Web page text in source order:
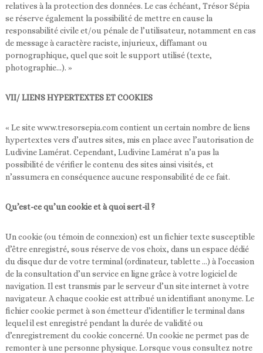
relatives à la protection des données. Le cas échéant, Trésor Sépia
se réserve également la possibilité de mettre en cause la
responsabilité civile et/ou pénale de l’utilisateur, notamment en cas
de message à caractère raciste, injurieux, diffamant ou
pornographique, quel que soit le support utilisé (texte,
photographie…). »
VII/ LIENS HYPERTEXTES ET COOKIES
« Le site www.tresorsepia.com contient un certain nombre de liens
hypertextes vers d’autres sites, mis en place avec l’autorisation de
Ludivine Lamérat. Cependant, Ludivine Lamérat n’a pas la
possibilité de vérifier le contenu des sites ainsi visités, et
n’assumera en conséquence aucune responsabilité de ce fait.
Qu’est-ce qu’un cookie et à quoi sert-il ?
Un cookie (ou témoin de connexion) est un fichier texte susceptible
d’être enregistré, sous réserve de vos choix, dans un espace dédié
du disque dur de votre terminal (ordinateur, tablette …) à l’occasion
de la consultation d’un service en ligne grâce à votre logiciel de
navigation. Il est transmis par le serveur d’un site internet à votre
navigateur. A chaque cookie est attribué un identifiant anonyme. Le
fichier cookie permet à son émetteur d’identifier le terminal dans
lequel il est enregistré pendant la durée de validité ou
d’enregistrement du cookie concerné. Un cookie ne permet pas de
remonter à une personne physique. Lorsque vous consultez notre